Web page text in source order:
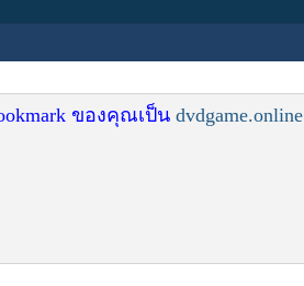
ของคุณเป็นdvdgame.online